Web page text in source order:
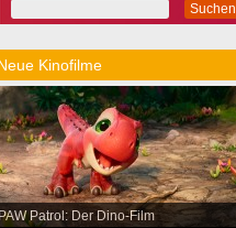
Suchen
Kinofilme
PAW Patrol: Der Dino-Film